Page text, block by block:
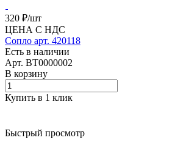
320 ₽/шт
ЦЕНА С НДС
Сопло арт. 420118
Есть в наличии
Арт. BT0000002
В корзину
Купить в 1 клик
Быстрый просмотр